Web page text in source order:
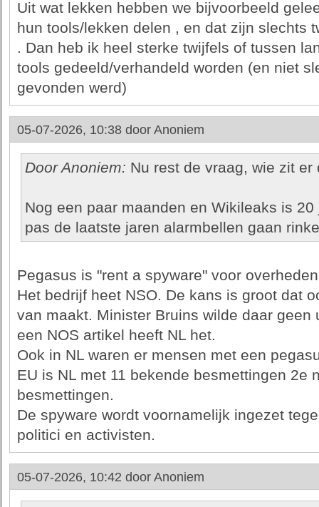
Uit wat lekken hebben we bijvoorbeeld
hun tools/lekken delen , en dat zijn slechts
. Dan heb ik heel sterke twijfels of tussen
tools gedeeld/verhandeld worden (en niet
gevonden werd)
05-07-2026, 10:38 door Anoniem
Door Anoniem: Nu rest de vraag, wie zit
Nog een paar maanden en Wikileaks is
pas de laatste jaren alarmbellen gaan
Pegasus is "rent a spyware" voor
Het bedrijf heet NSO. De kans is groot dat
van maakt. Minister Bruins wilde daar geen
een NOS artikel heeft NL het.
Ook in NL waren er mensen met een
EU is NL met 11 bekende besmettingen 2e
besmettingen.
De spyware wordt voornamelijk ingezet
politici en activisten.
05-07-2026, 10:42 door Anoniem